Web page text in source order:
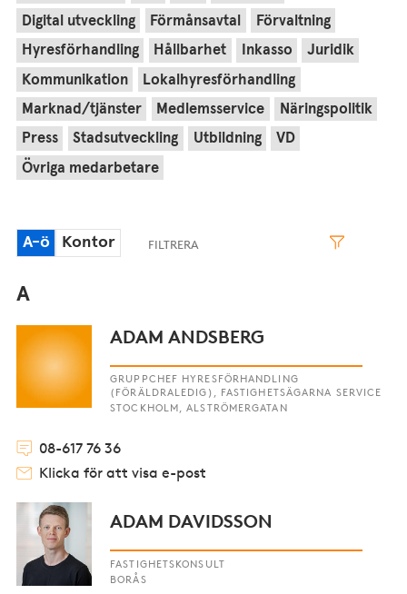
Digital utveckling Förmånsavtal Förvaltning
Hyresförhandling Hållbarhet Inkasso Juridik
Kommunikation Lokalhyresförhandling
Marknad/tjänster Medlemsservice Näringspolitik
Press Stadsutveckling Utbildning VD
Övriga medarbetare
A-ö Kontor
A
ADAM ANDSBERG
GRUPPCHEF HYRESFÖRHANDLING
(FÖRÄLDRALEDIG), FASTIGHETSÄGARNA SERVICE
STOCKHOLM, ALSTRÖMERGATAN
08-617 76 36
Klicka för att visa e-post
ADAM DAVIDSSON
FASTIGHETSKONSULT
BORÅS